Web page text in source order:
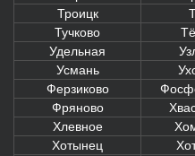
Троицк
Тучково
Удельная
Усмань
Ферзиково
Фряново
Хлевное
Хотынец